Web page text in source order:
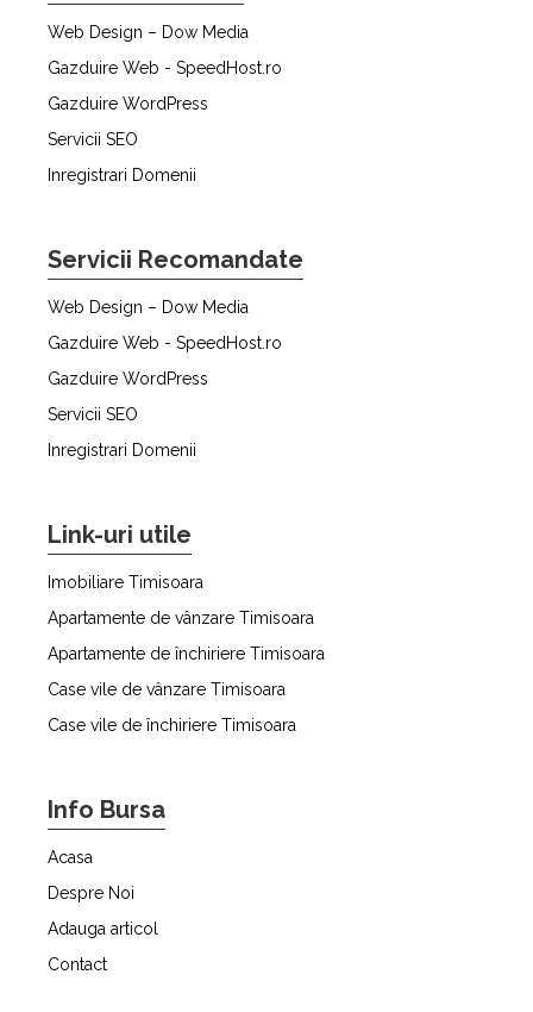
Web Design – Dow Media
Gazduire Web - SpeedHost.ro
Gazduire WordPress
Servicii SEO
Inregistrari Domenii
Servicii Recomandate
Web Design – Dow Media
Gazduire Web - SpeedHost.ro
Gazduire WordPress
Servicii SEO
Inregistrari Domenii
Link-uri utile
Imobiliare Timisoara
Apartamente de vânzare Timisoara
Apartamente de închiriere Timisoara
Case vile de vânzare Timisoara
Case vile de închiriere Timisoara
Info Bursa
Acasa
Despre Noi
Adauga articol
Contact